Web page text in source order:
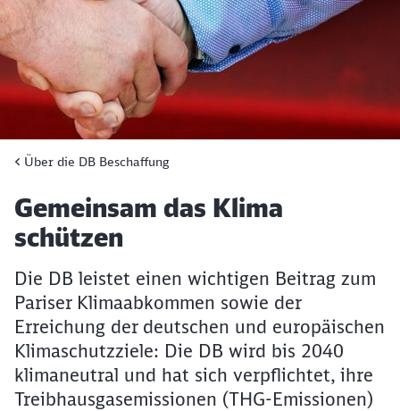
Über die DB Beschaffung
Artikel:
Gemeinsam das Klima
schützen
Die DB leistet einen wichtigen Beitrag zum
Pariser Klimaabkommen sowie der
Erreichung der deutschen und europäischen
Klimaschutzziele: Die DB wird bis 2040
klimaneutral und hat sich verpflichtet, ihre
Treibhausgasemissionen (THG-Emissionen)